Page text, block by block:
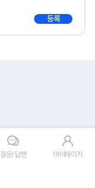
등록
질문/답변 마이페이지